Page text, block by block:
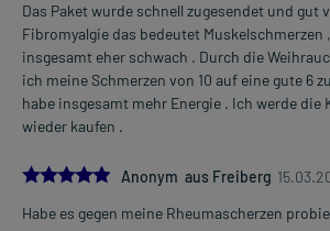
Das Paket wurde schnell zugesendet und gut
Fibromyalgie das bedeutet Muskelschmerzen
insgesamt eher schwach . Durch die
ich meine Schmerzen von 10 auf eine gute 6
habe insgesamt mehr Energie . Ich werde die
wieder kaufen .
5.0Anonym aus Freiberg
Habe es gegen meine Rheumascherzen